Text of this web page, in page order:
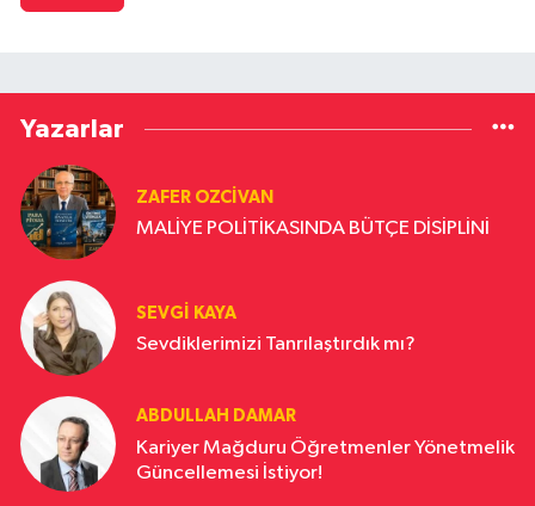
Yazarlar
ZAFER OZCIVAN
MALİYE POLİTİKASINDA BÜTÇE DİSİPLİNİ
SEVGI KAYA
Sevdiklerimizi Tanrılaştırdık mı?
ABDULLAH DAMAR
Kariyer Mağduru Öğretmenler Yönetmelik
Güncellemesi İstiyor!